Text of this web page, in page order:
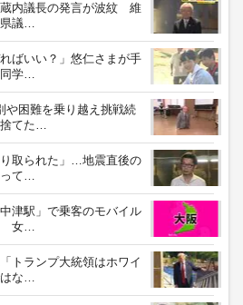
蔵内議長の発言が波紋 維
県議…
ばいい？」悠仁さまが手
学…
や困難を乗り越え挑戦続
てた…
取られた」…地震直後の
って…
津駅」で乗客のモバイル
女…
トランプ大統領はホワイ
はな…